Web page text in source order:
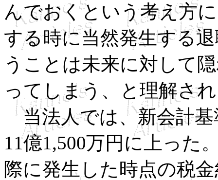
んでおくという考え方
する時に当然発生する
うことは未来に対して
ってしまう、と理解さ
当法人では、新会計基
11億1,500万円に上った
際に発生した時点の税